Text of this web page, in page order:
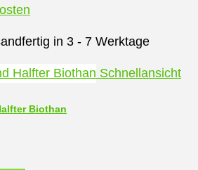
in 3 - 7 Werktage
Schnellansicht
Biothan